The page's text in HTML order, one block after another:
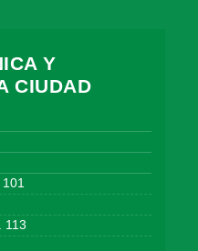
Y
CIUDAD
101
113